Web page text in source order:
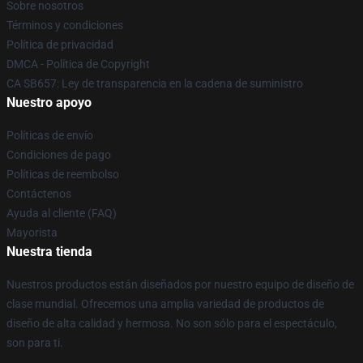
Sobre nosotros
Términos y condiciones
Política de privacidad
DMCA - Política de Copyright
CA SB657: Ley de transparencia en la cadena de suministro
Nuestro apoyo
Políticas de envío
Condiciones de pago
Políticas de reembolso
Contáctenos
Ayuda al cliente (FAQ)
Mayorista
Nuestra tienda
Nuestros productos están diseñados por nuestro equipo de diseño de
clase mundial. Ofrecemos una amplia variedad de productos de
diseño de alta calidad y hermosa. No son sólo para el espectáculo,
son para ti.